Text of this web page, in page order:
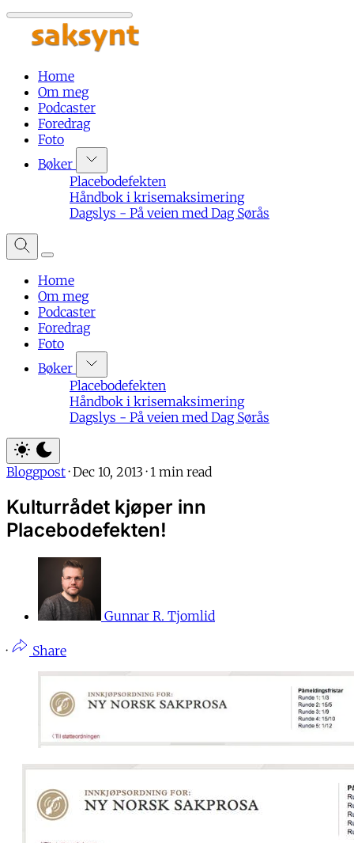
Home
Om meg
Podcaster
Foredrag
Foto
Bøker
Placebodefekten
Håndbok i krisemaksimering
Dagslys - På veien med Dag Sørås
Home
Om meg
Podcaster
Foredrag
Foto
Bøker
Placebodefekten
Håndbok i krisemaksimering
Dagslys - På veien med Dag Sørås
Bloggpost · Dec 10, 2013 · 1 min read
Kulturrådet kjøper inn
Placebodefekten!
Gunnar R. Tjomlid
· Share